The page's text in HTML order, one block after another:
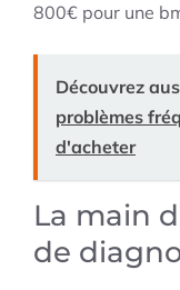
800€ pour une
Découvrez
problèmes
d'acheter
La main
de